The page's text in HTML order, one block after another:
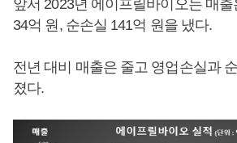
앞서 2023년 에이프릴바이오는 매
34억 원, 순손실 141억 원을 냈다.
전년 대비 매출은 줄고 영업손실과
졌다.